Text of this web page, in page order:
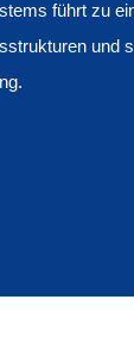
führt zu
und